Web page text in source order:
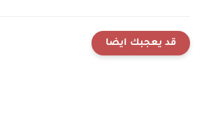
قد يعجبك ايضا